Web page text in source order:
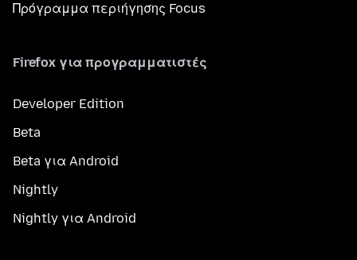
Πρόγραμμα περιήγησης Focus
Firefox για προγραμματιστές
Developer Edition
Beta
Beta για Android
Nightly
Nightly για Android